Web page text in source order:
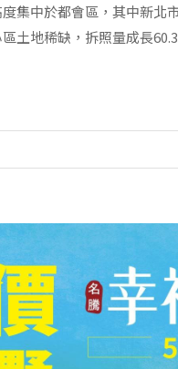
集中於都會區，其中新北
土地稀缺，拆照量成長